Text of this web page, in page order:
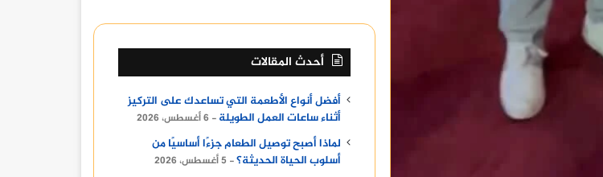
أحدث المقالات
أفضل أنواع الأطعمة التي تساعدك على التركيز
أثناء ساعات العمل الطويلة
6 أغسطس، 2026
لماذا أصبح توصيل الطعام جزءًا أساسيًا من
أسلوب الحياة الحديثة؟
5 أغسطس، 2026